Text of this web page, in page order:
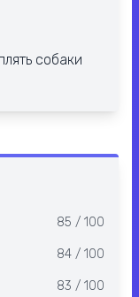
собаки
85 / 100
84 / 100
83 / 100